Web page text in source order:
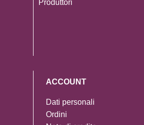
Produttori
ACCOUNT
Dati personali
Ordini